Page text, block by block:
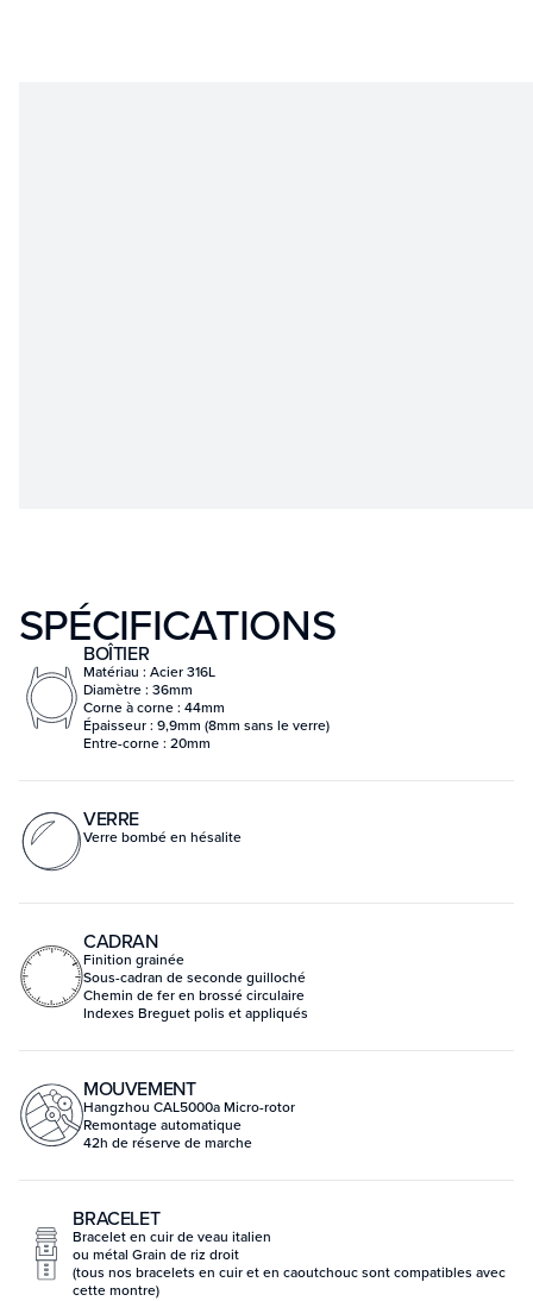
SPÉCIFICATIONS
BOÎTIER
Matériau : Acier 316L
Diamètre : 36mm
Corne à corne : 44mm
Épaisseur : 9,9mm (8mm sans le verre)
Entre-corne : 20mm
VERRE
Verre bombé en hésalite
CADRAN
Finition grainée
Sous-cadran de seconde guilloché
Chemin de fer en brossé circulaire
Indexes Breguet polis et appliqués
MOUVEMENT
Hangzhou CAL5000a Micro-rotor
Remontage automatique
42h de réserve de marche
BRACELET
Bracelet en cuir de veau italien
ou métal Grain de riz droit
(tous nos bracelets en cuir et en caoutchouc sont compatibles avec
cette montre)